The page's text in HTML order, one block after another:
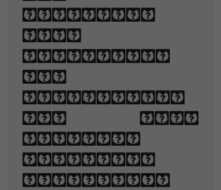
appealing
when
displayed.
The
arrangement
of type
involves
selecting
typefaces,